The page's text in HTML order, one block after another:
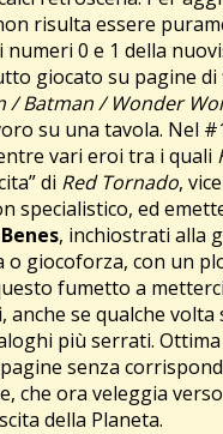
risulta essere
0 e 1 della
giocato su pagine
/ Batman / Wonder
su una tavola. Nel
vari eroi tra i quali
di Red Tornado,
specialistico, ed
Benes, inchiostrati alla
giocoforza, con
fumetto a
se qualche
più serrati.
senza
ora veleggia
della Planeta.